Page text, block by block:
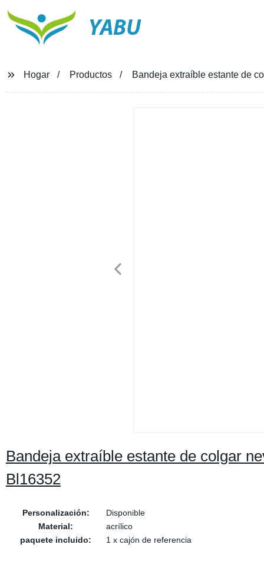
YABU
Hogar Productos Bandeja extraíble estante de
Bandeja extraíble estante de colgar
Bl16352
Personalización:
Disponible
Material:
acrílico
paquete incluido:
1 x cajón de referencia